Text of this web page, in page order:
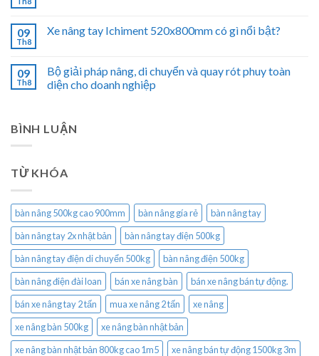
09
Th8
Xe nâng tay Ichiment 520x800mm có gì nổi bật?
09
Th8
Bộ giải pháp nâng, di chuyển và quay rót phuy toàn
diện cho doanh nghiệp
BÌNH LUẬN
TỪ KHÓA
bàn nâng 500kg cao 900mm bàn nâng gía rẻ
bàn nâng tay
bàn nâng tay 2x nhật bản
bàn nâng tay điện 500kg
bàn nâng tay điện di chuyển 500kg
bàn nâng điện 500kg
bàn nâng điện đài loan
bán xe nâng bàn
bán xe nâng bán tự động.
bán xe nâng tay 2 tấn
mua xe nâng 2 tấn
xe nâng
xe nâng bàn 500kg
xe nâng bàn nhật bản
xe nâng bàn nhật bản 800kg cao 1m5
xe nâng bán tự động 1500kg 3m